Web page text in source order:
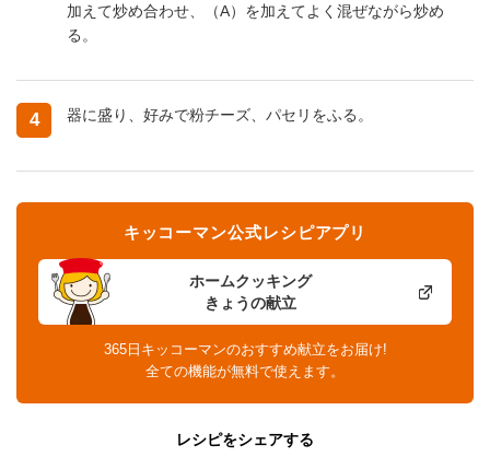
加えて炒め合わせ、（A）を加えてよく混ぜながら炒め
る。
4 器に盛り、好みで粉チーズ、パセリをふる。
ホームクッキング
きょうの献立
キッコーマン公式レシピアプリ
365日キッコーマンのおすすめ献立をお届け!
全ての機能が無料で使えます。
レシピをシェアする